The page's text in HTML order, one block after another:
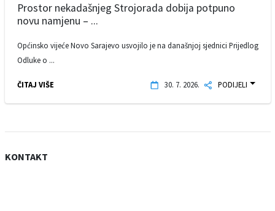
Prostor nekadašnjeg Strojorada dobija potpuno
novu namjenu – ...
Općinsko vijeće Novo Sarajevo usvojilo je na današnjoj sjednici Prijedlog
Odluke o ...
ČITAJ VIŠE 30. 7. 2026. PODIJELI
KONTAKT